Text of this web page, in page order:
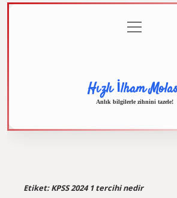
menüyü
aç
Hızlı İlham
Anlık bilgilerle zihnini tazele!
Etiket:KPSS 2024 1 tercihi nedir